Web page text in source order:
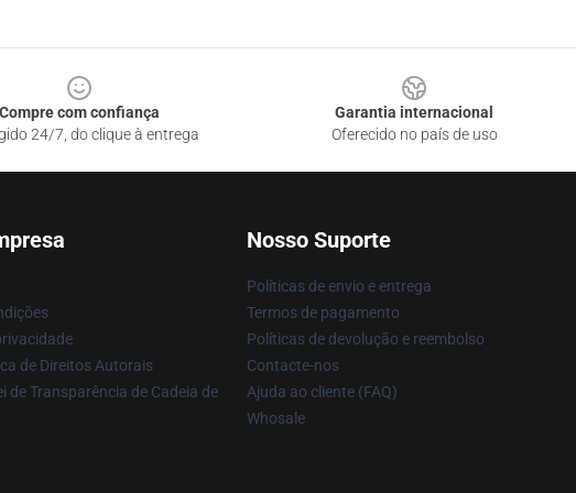
Compre com confiança
24/7, do clique à entrega
Garantia internacional
Oferecido no país de uso
de Direitos Autorais
de Transparência de Cadeia de
Nosso Suporte
Políticas de envio e entrega
Termos de pagamento
Políticas de devolução e reembolso
Contacte-nos
Ajuda ao cliente (FAQ)
Whosale